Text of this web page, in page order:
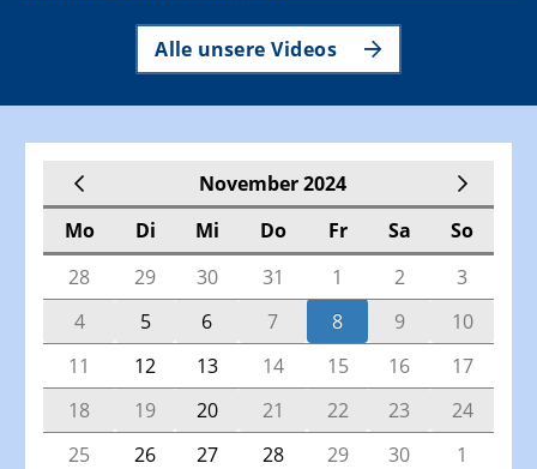
Alle unsere Videos
November 2024
Mo
Di Mi Do Fr Sa
So
28
29 30 31 1 2
3
4
5 6 7 8 9
10
11
12 13 14 15 16
17
18
19 20 21 22 23
24
25
26 27 28 29 30
1